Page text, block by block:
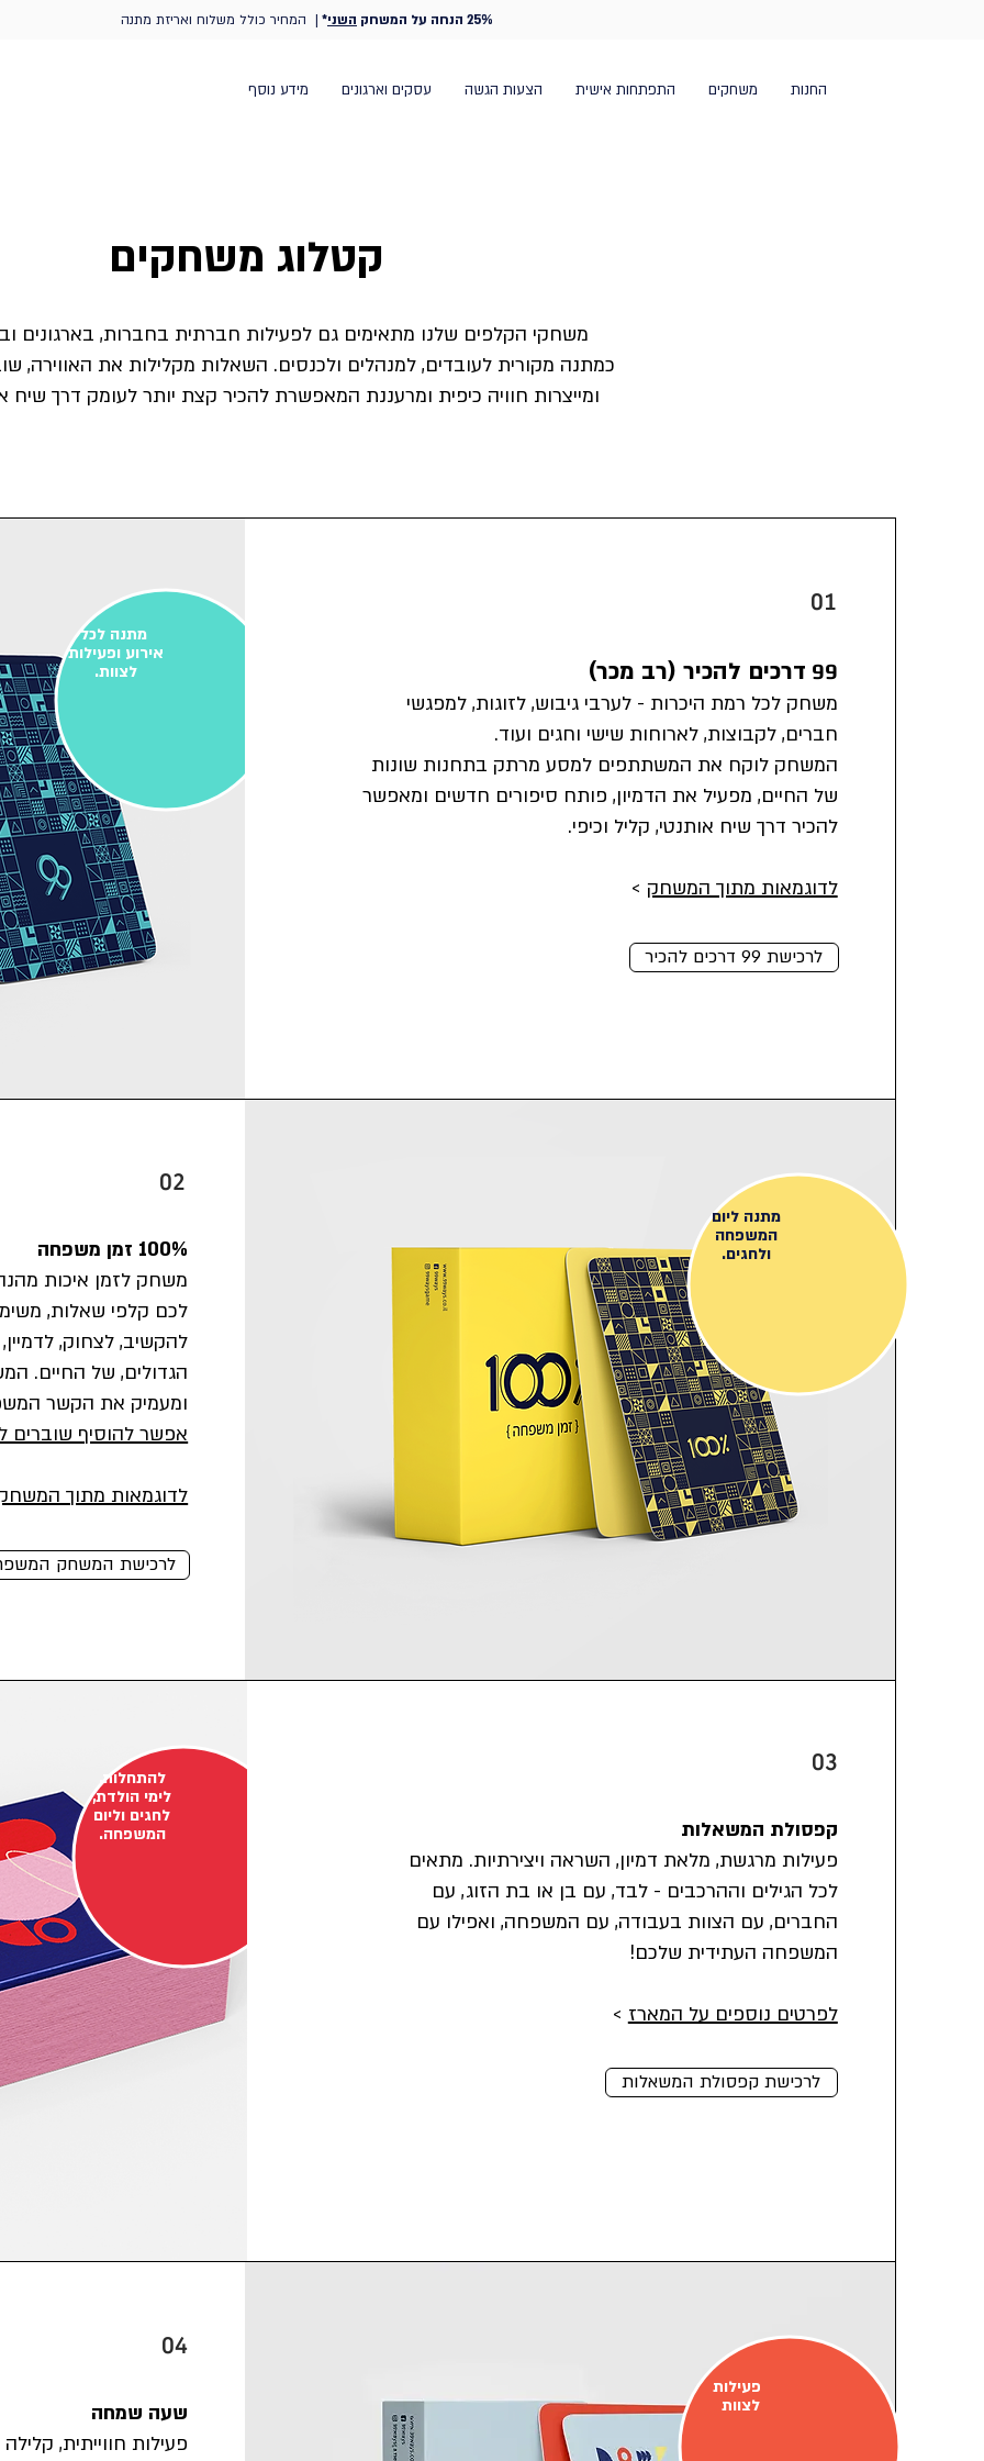
החנות משחקים התפתחות אישית הצעות הגשה עסקים וארגונים מידע נוסף
25% הנחה על המשחק השני* | המחיר כולל משלוח ואריזת מתנה
קטלוג משחקים //
ארזנו לכם מלא קלפים מסקרנים ומרגשים מלאים בתוכן שנון, מצחיק
וכיפי כדי שתשחקו עם האנשים שאתם אוהבים בכל מקום ובכל זמן
תתכוננו להכיר, לצחוק ולהתקרב בכל קלף מחדש.
קטלוג משחקים
משחקי הקלפים שלנו מתאימים גם לפעילות חברתית בחברות, בארגונים
כמתנה מקורית לעובדים, למנהלים ולכנסים. השאלות מקלילות את האווירה,
ומייצרות חוויה כיפית ומרעננת המאפשרת להכיר קצת יותר לעומק דרך שיח
מתנה לכל
אירוע ופעילות
לצוות.
01
99 דרכים להכיר (רב מכר)
משחק לכל רמת היכרות - לערבי גיבוש, לזוגות, למפגשי
חברים, לקבוצות, לארוחות שישי וחגים ועוד.
​המשחק לוקח את המשתתפים למסע מרתק בתחנות שונות
של החיים, מפעיל את הדמיון, פותח סיפורים חדשים ומאפשר
להכיר דרך שיח אותנטי, קליל וכיפי.
לדוגמאות מתוך המשחק >
לרכישת 99 דרכים להכיר
02
100% זמן משפחה​​
משחק לזמן איכות
לכם קלפי שאלות,
להקשיב, לצחוק,
הגדולים, של החיים.​​​
ומעמיק את הקשר
אפשר להוסיף
​לדוגמאות מתוך
לרכישת המשחק
מתנה ליום
המשפחה
ולחגים.
להתחלות,
לימי הולדת,
לחגים וליום
המשפחה.
03
קפסולת המשאלות
פעילות מרגשת, מלאת דמיון, השראה ויצירתיות. מתאים
לכל הגילים וההרכבים - לבד, עם בן או בת הזוג, עם
החברים, עם הצוות בעבודה, עם המשפחה, ואפילו עם
המשפחה העתידית שלכם!
לפרטים נוספים על המארז >
לרכישת קפסולת המשאלות
04
שעה שמחה
פעילות חווייתית,
פעילות
לצוות